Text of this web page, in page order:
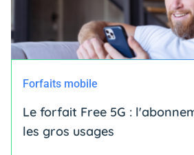
Forfaits mobile
Le forfait Free 5G :
les gros usages